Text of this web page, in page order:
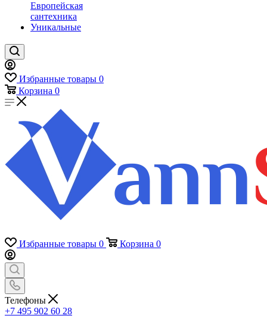
Европейская
сантехника
Уникальные
Избранные товары 0
Корзина 0
Избранные товары 0 Корзина 0
Телефоны
+7 495 902 60 28